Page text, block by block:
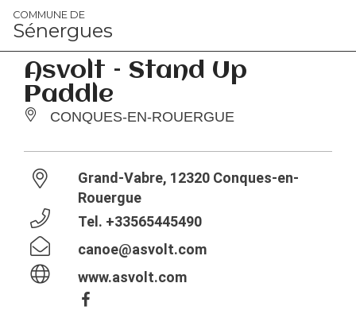
Panneau de gestion des cookies
COMMUNE DE
Sénergues
Asvolt – Stand Up
Paddle
CONQUES-EN-ROUERGUE
Grand-Vabre, 12320 Conques-en-
Rouergue
Tel. +33565445490
canoe@asvolt.com
www.asvolt.com